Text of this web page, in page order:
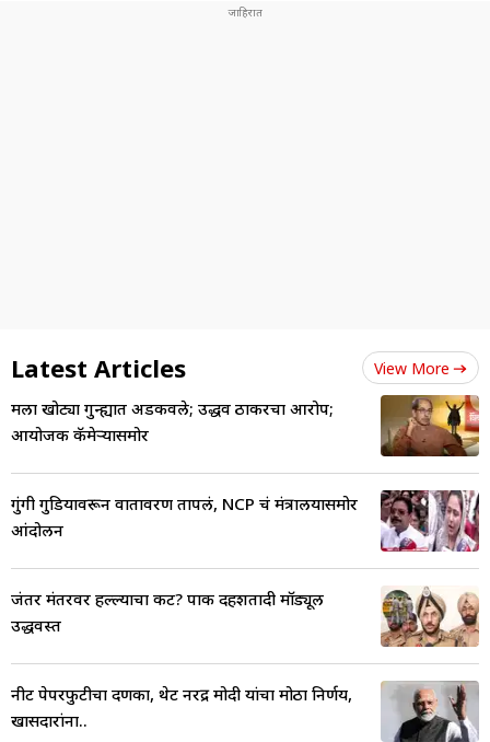
Latest Articles View More
मला खोट्या गुन्ह्यात अडकवले; उद्धव ठाकरेंचा आरोप;
आयोजक कॅमेऱ्यासमोर
गुंगी गुडियावरून वातावरण तापलं, NCP चं मंत्रालयासमोर
आंदोलन
जंतर मंतरवर हल्ल्याचा कट? पाक दहशतादी मॉड्यूल
उद्धवस्त
नीट पेपरफुटीचा दणका, थेट नरेंद्र मोदी यांचा मोठा निर्णय,
खासदारांना..